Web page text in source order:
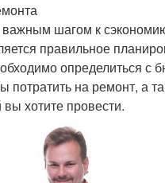
шагом к
правильное
определиться с
потратить на ремонт, а
хотите провести.